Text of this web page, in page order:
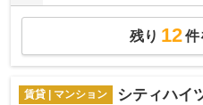
残り 12件
賃貸 | マンション シティハイ